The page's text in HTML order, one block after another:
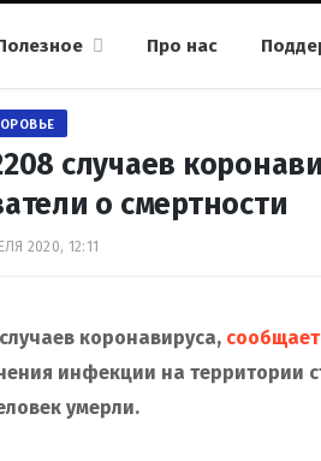
Про нас
случаев
о смертности
2020, 12:11
коронавируса, сообщает
инфекции на территории
умерли.